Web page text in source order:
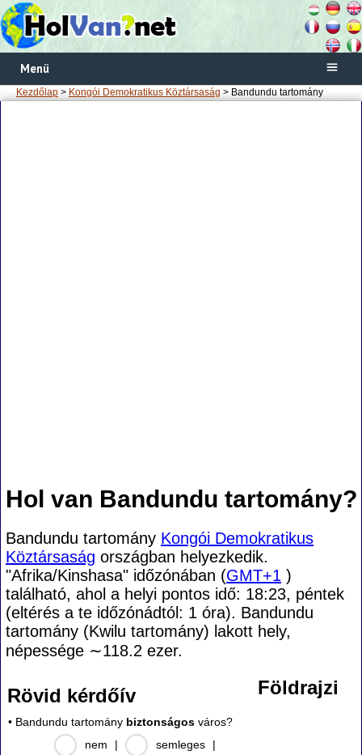
Menü
Kezdőlap > Kongói Demokratikus Köztársaság > Bandundu tartomány
Hol van Bandundu tartomány?
Bandundu tartomány Kongói Demokratikus
Köztársaság országban helyezkedik.
"Afrika/Kinshasa" időzónában (GMT+1 )
található, ahol a helyi pontos idő: 18:23, péntek
(eltérés a te időzónádtól: 1 óra). Bandundu
tartomány (Kwilu tartomány) lakott hely,
népessége ∼118.2 ezer.
Rövid kérdőív
• Bandundu tartomány biztonságos város?
nem
| semleges |
Földrajzi